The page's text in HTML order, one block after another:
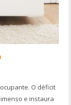
O déficit
e instaura